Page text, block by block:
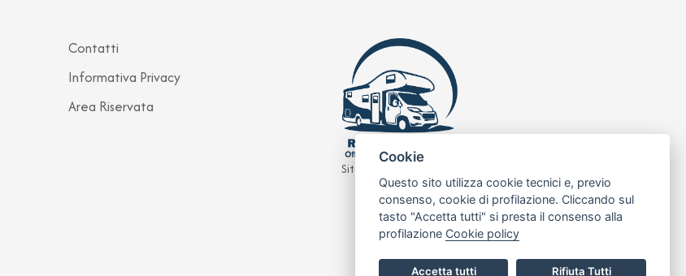
Contatti
Informativa Privacy
Area Riservata
Sito realizzato da
Cookie
Questo sito utilizza cookie tecnici e, previo
consenso, cookie di profilazione. Cliccando sul
tasto "Accetta tutti" si presta il consenso alla
profilazione Cookie policy
Accetta tutti Rifiuta Tutti